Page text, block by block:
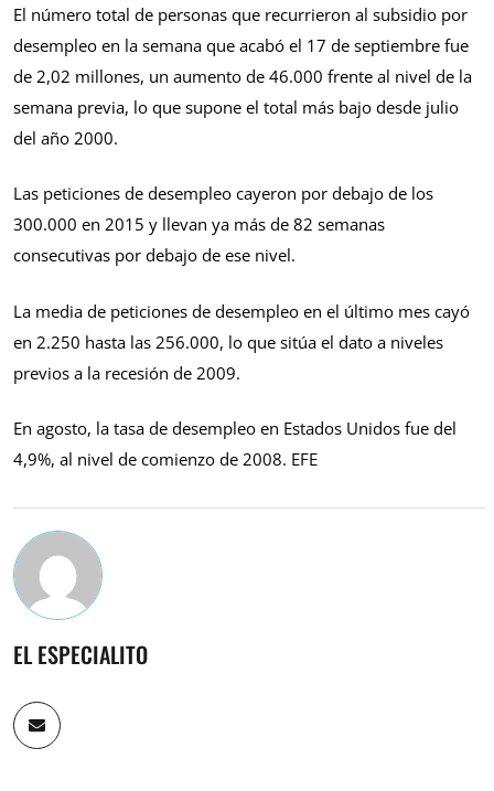
El número total de personas que recurrieron al subsidio por
desempleo en la semana que acabó el 17 de septiembre fue
de 2,02 millones, un aumento de 46.000 frente al nivel de la
semana previa, lo que supone el total más bajo desde julio
del año 2000.
Las peticiones de desempleo cayeron por debajo de los
300.000 en 2015 y llevan ya más de 82 semanas
consecutivas por debajo de ese nivel.
La media de peticiones de desempleo en el último mes cayó
en 2.250 hasta las 256.000, lo que sitúa el dato a niveles
previos a la recesión de 2009.
En agosto, la tasa de desempleo en Estados Unidos fue del
4,9%, al nivel de comienzo de 2008. EFE
EL ESPECIALITO